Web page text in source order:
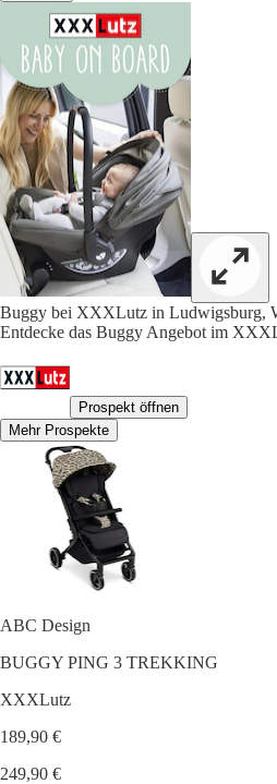
Buggy bei XXXLutz in Ludwigsburg,
Entdecke das Buggy Angebot im
Prospekt öffnen
Mehr Prospekte
ABC Design
BUGGY PING 3 TREKKING
XXXLutz
189,90 €
249,90 €